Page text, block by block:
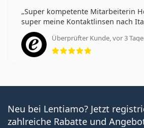
Super kompetente Mitarbeiterin
super meine Kontaktlinsen nach
Überprüfter Kunde, vor 3
Bewertung 5
Neu bei Lentiamo? Jetzt
zahlreiche Rabatte und